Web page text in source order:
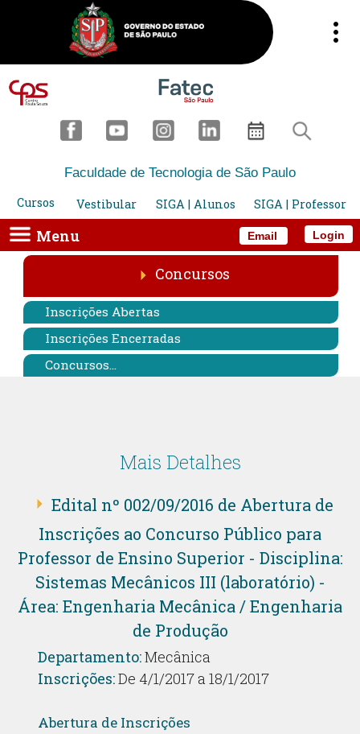
Email
Faculdade de Tecnologia de São Paulo
Cursos
Vestibular SIGA | Alunos SIGA | Professor
Menu Login
Concursos
Inscrições Abertas
Inscrições Encerradas
Concursos...
Mais Detalhes
Edital nº 002/09/2016 de Abertura de
Inscrições ao Concurso Público para
Professor de Ensino Superior - Disciplina:
Sistemas Mecânicos III (laboratório) -
Área: Engenharia Mecânica / Engenharia
de Produção
Departamento:Mecânica
Inscrições:De 4/1/2017 a 18/1/2017
Abertura de Inscrições